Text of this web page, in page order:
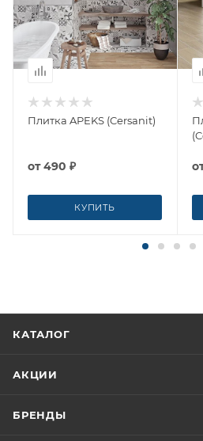
Плитка APEKS (Cersanit)
от490 ₽
КУПИТЬ
КАТАЛОГ
АКЦИИ
БРЕНДЫ